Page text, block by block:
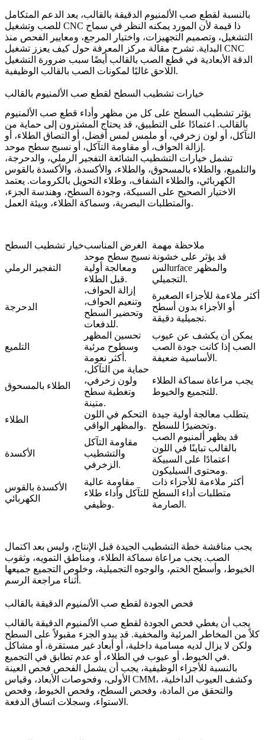
بالنسبة لقطع صب الألمنيوم الدقيقة بالقالب، يعد الدعم المتكامل
للصب و تشغيل CNC
التشغيل، وتصميم التجهيزات، واختيار المرجع، ومعايير الفحص منذ
البداية. تشرح مقالة مركز المعرفة حول كيف يعزز تشغيل CNC
الدقة الأبعادية في قطع الصب بالقالب أيضًا سبب ضرورة التشغيل
اللاحق غالبًا لمكونات الصب بالقالب الوظيفية.
خيارات تشطيب السطح لقطع صب الألمنيوم بالقالب
يؤثر تشطيب السطح على كل من مظهر وأداء قطع صب الألمنيوم
بالقالب. اعتمادًا على التطبيق، قد يحتاج المشترون إلى حماية من
التآكل، أو لون زخرفي، أو ملمس لمس أفضل، أو التصاق الطلاء، أو
إزالة الحواف، أو مقاومة التآكل، أو نسيج سطح موحد.
تشمل خيارات التشطيب الشائعة التفجير الرملي، والدحرجة،
والتلميع، والطلاء بالمسحوق، والطلاء، والأكسدة، والأكسدة بالقوس
الكهربائي، والطلاء الشفاف، وطلاء التحويل بالكرومات. يعتمد
الاختيار الصحيح على السبيكة، وجودة السطح، وهندسة الجزء،
والمتطلبات البصرية، وسماكة الطلاء، وبيئة العمل.
خيار تشطيب السطحالغرض المناسب ملاحظة مهمة
التفجير الرملي
نسيج سطح موحد
ومعالجة أولية
قبل الطلاء.
قد يؤثر على خشونة
السurface والمظهر
التجميلي.
الدحرجة
إزالة الحواف،
وتنعيم الحواف،
وتحضير السطح
للدفعات.
أكثر ملاءمة للأجزاء الصغيرة
أو الأجزاء بدون أسطح
تجميلية دقيقة.
التلميع
تحسين المظهر
وسطوح مرئية
أكثر نعومة.
يمكن أن يكشف عن عيوب
الصب إذا كانت جودة الصب
الأساسية ضعيفة.
الطلاء بالمسحوق
حماية من التآكل،
ولون زخرفي،
وتغطية سطح
متينة.
يجب مراعاة سماكة الطلاء
للتجميع والخيوط.
الطلاء
التحكم في اللون
والمظهر الواقي.
يتطلب معالجة أولية جيدة
وتحضيرًا للسطح.
الأكسدة
مقاومة التآكل
والتشطيب
الزخرفي.
قد يظهر ألمنيوم الصب
بالقالب تباينًا في اللون
اعتمادًا على السبيكة
ومحتوى السيليكون.
الأكسدة بالقوس
الكهربائي
مقاومة عالية
للتآكل وأداء طلاء
وظيفي.
أكثر ملاءمة للأجزاء ذات
متطلبات أداء السطح
الصارمة.
يجب مناقشة خطة التشطيب الجيدة قبل الإنتاج، وليس بعد اكتمال
الصب. يجب مراعاة سماكة الطلاء، ومناطق التمويه، وثقوب
الخيوط، وأسطح الختم، والوجوه التجميلية، وخلوص التجميع جميعها
أثناء مراجعة الرسم.
فحص الجودة لقطع صب الألمنيوم الدقيقة بالقالب
يجب أن يغطي فحص الجودة لقطع صب الألمنيوم الدقيقة بالقالب
كلاً من المخاطر المرئية والمخفية. قد يبدو الجزء مقبولاً على السطح
ولكن لا يزال لديه مسامية داخلية، أو أبعاد غير مستقرة، أو مشاكل
في الخيوط، أو عيوب في الطلاء، أو عدم تطابق في التجميع.
بالنسبة للأجزاء الوظيفية، يجب أن يشمل الفحص فحص العينة
الأولى، وفحوصات الأبعاد، وقياس CMM، وكشف العيوب الداخلية،
والتحقق من المادة، وفحص السطح، وفحص الخيوط، وفحص
الاستواء، وسجلات اتساق الدفعة.